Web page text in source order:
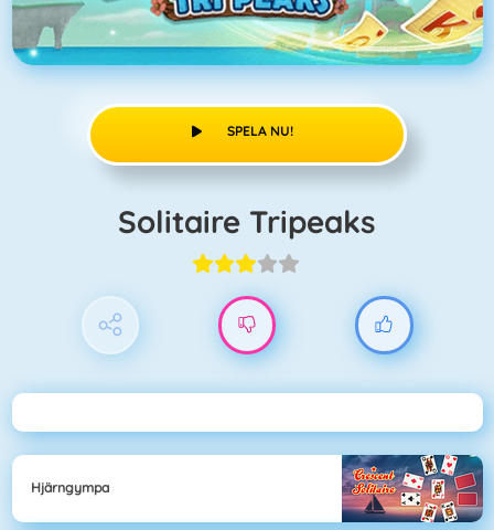
SPELA NU!
Solitaire Tripeaks
Hjärngympa